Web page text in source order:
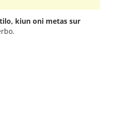
kiun oni metas sur